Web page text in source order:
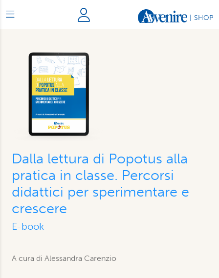
SHOP
Dalla lettura di Popotus alla
pratica in classe. Percorsi
didattici per sperimentare e
crescere
E-book
A cura di Alessandra Carenzio